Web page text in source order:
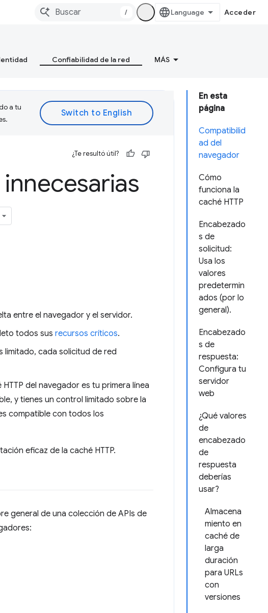
/ Acceder
Confiabilidad de la red MÁS
En esta
página
Compatibilid
ad del
navegador
Cómo
funciona la
caché HTTP
Encabezado
s de
solicitud:
Usa los
valores
predetermin
ados (por lo
general).
Encabezado
s de
respuesta:
Configura tu
servidor
web
¿Qué valores
de
encabezado
de
respuesta
deberías
usar?
Almacena
miento en
caché de
larga
duración
para URLs
con
versiones
a tu
¿Te resultó útil?
entre el navegador y el servidor.
todos sus recursos críticos.
limitado, cada solicitud de red
del navegador es tu primera línea
y tienes un control limitado sobre la
compatible con todos los
eficaz de la caché HTTP.
general de una colección de APIs de